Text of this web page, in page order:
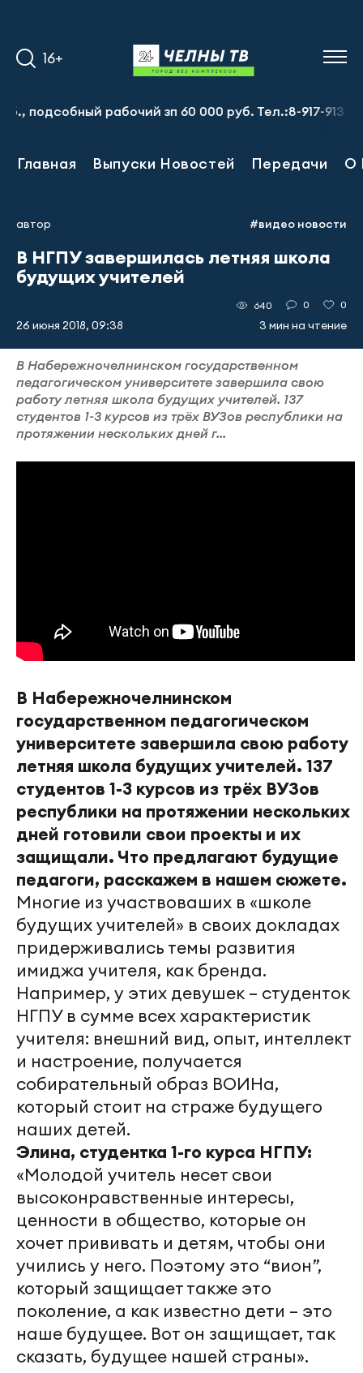
16+
рабочий зп 60 000 руб. Тел.:8-917-913-20-71
Главная Выпуски Новостей Передачи О
автор #видео новости
В НГПУ завершилась летняя школа
будущих учителей
26 июня 2018, 09:38
640 0 0
3 мин на чтение
В Набережночелнинском государственном
педагогическом университете завершила свою
работу летняя школа будущих учителей. 137
студентов 1-3 курсов из трёх ВУЗов республики на
протяжении нескольких дней г...
В Набережночелнинском
государственном педагогическом
университете завершила свою работу
летняя школа будущих учителей. 137
студентов 1-3 курсов из трёх ВУЗов
республики на протяжении нескольких
дней готовили свои проекты и их
защищали. Что предлагают будущие
педагоги, расскажем в нашем сюжете.
Многие из участвоваших в «школе
будущих учителей» в своих докладах
придерживались темы развития
имиджа учителя, как бренда.
Например, у этих девушек – студенток
НГПУ в сумме всех характеристик
учителя: внешний вид, опыт, интеллект
и настроение, получается
собирательный образ ВОИНа,
который стоит на страже будущего
наших детей.
Элина, студентка 1-го курса НГПУ:
«Молодой учитель несет свои
высоконравственные интересы,
ценности в общество, которые он
хочет прививать и детям, чтобы они
учились у него. Поэтому это “вион”,
который защищает также это
поколение, а как известно дети – это
наше будущее. Вот он защищает, так
сказать, будущее нашей страны».